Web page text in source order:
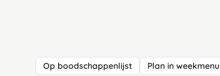
Op boodschappenlijst Plan in weekmenu